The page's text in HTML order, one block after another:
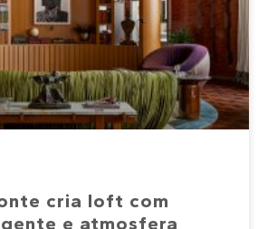
cria loft com
e atmosfera